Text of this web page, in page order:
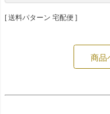
送料パターン 宅配便
商品